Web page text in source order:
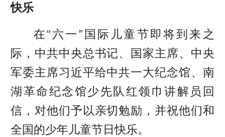
快乐
在“六一”国际儿童节即将到来之
际，中共中央总书记、国家主席、中央
军委主席习近平给中共一大纪念馆、南
湖革命纪念馆少先队红领巾讲解员回
信，对他们予以亲切勉励，并祝他们和
全国的少年儿童节日快乐。